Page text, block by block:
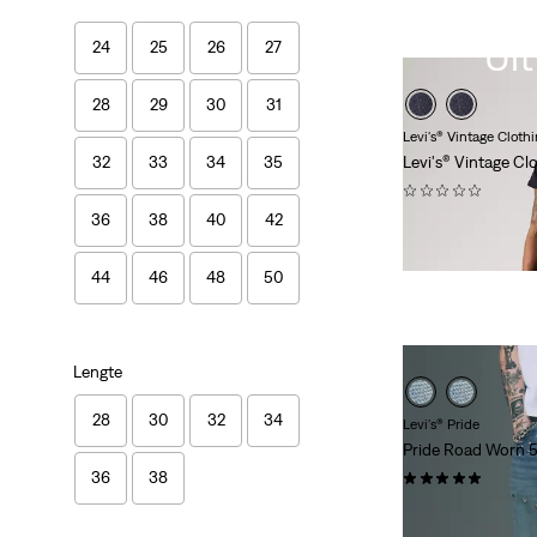
24 25 26 27
28 29 30 31
32 33 34 35
36 38 40 42
44 46 48 50
Lengte
28 30 32 34
36 38
Levi's® Vintage
Levi's® Vintage
Exclusief voor
Levi's® Pride
Pride Road Worn
Original
€ 149,95